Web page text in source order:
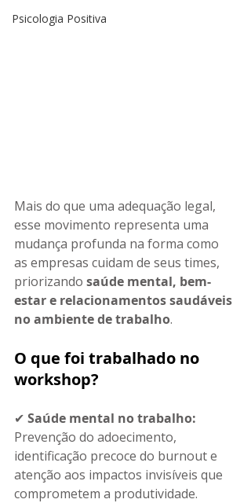
Psicologia Positiva
Mais do que uma adequação legal,
esse movimento representa uma
mudança profunda na forma como
as empresas cuidam de seus times,
priorizando saúde mental, bem-
estar e relacionamentos saudáveis
no ambiente de trabalho.
O que foi trabalhado no
workshop?
✔ Saúde mental no trabalho:
Prevenção do adoecimento,
identificação precoce do burnout e
atenção aos impactos invisíveis que
comprometem a produtividade.